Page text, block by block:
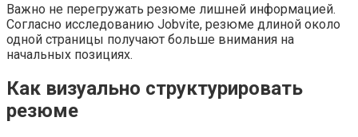
Важно не перегружать резюме лишней информацией.
Согласно исследованию Jobvite, резюме длиной около
одной страницы получают больше внимания на
начальных позициях.
Как визуально структурировать
резюме